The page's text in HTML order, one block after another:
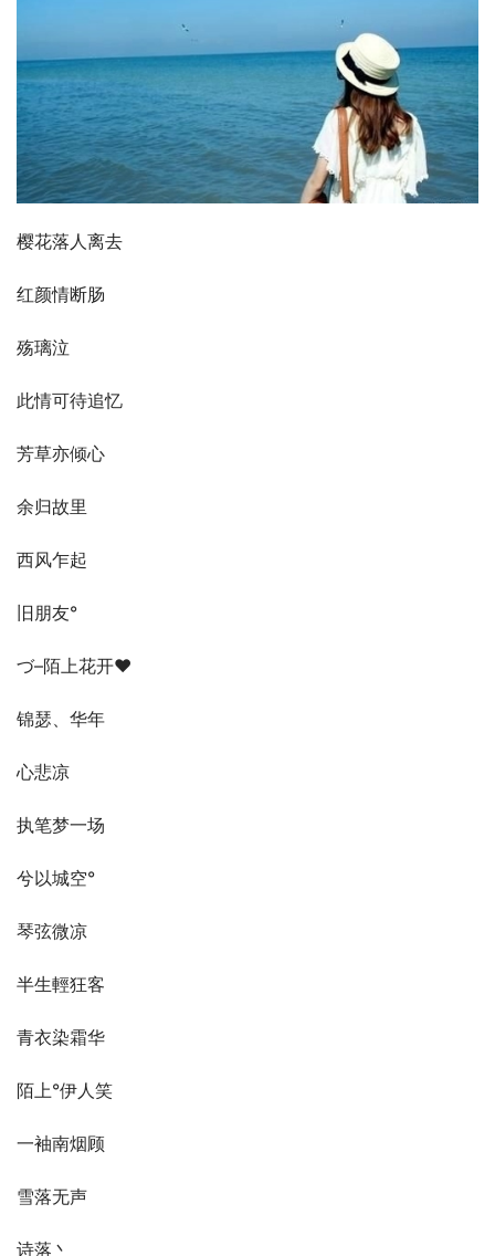
樱花落人离去
红颜情断肠
殇璃泣
此情可待追忆
芳草亦倾心
余归故里
西风乍起
旧朋友°
づ–陌上花开♥
锦瑟、华年
心悲凉
执笔梦一场
兮以城空°
琴弦微凉
半生輕狂客
青衣染霜华
陌上°伊人笑
一袖南烟顾
雪落无声
诗落丶